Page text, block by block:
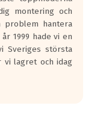
montering och
problem hantera
1999 hade vi en
Sveriges största
vi lagret och idag